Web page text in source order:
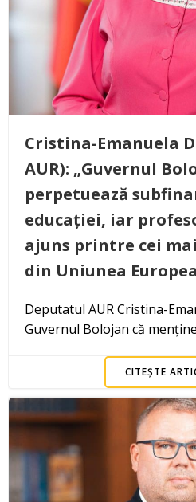
Cristina-Emanuela
AUR): „Guvernul
perpetuează
educației, iar
ajuns printre cei
din Uniunea
Deputatul AUR Cristina-
Guvernul Bolojan că
CITEȘTE